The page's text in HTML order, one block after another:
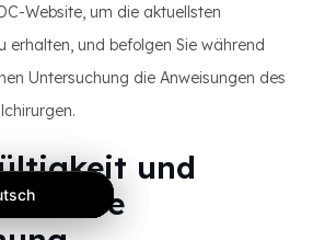
Website, um die aktuellsten
erhalten, und befolgen Sie während
Untersuchung die Anweisungen des
und
für die